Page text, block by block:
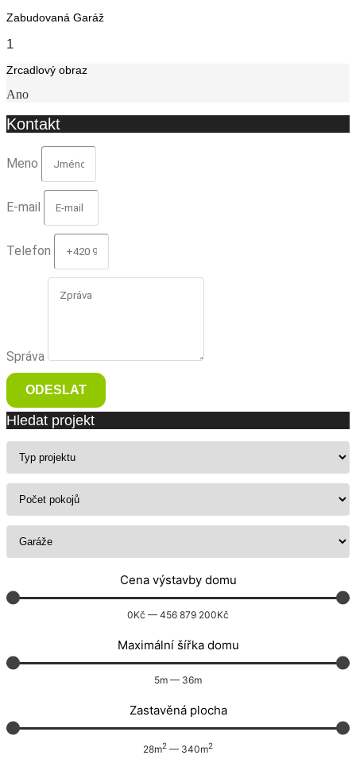
Zabudovaná Garáž
1
Zrcadlový obraz
Ano
Kontakt
Meno
E-mail
Telefon
Správa
ODESLAT
Hledat projekt
Cena výstavby domu
0Kč — 456 879 200Kč
Maximální šířka domu
5m — 36m
Zastavěná plocha
28m2 — 340m2